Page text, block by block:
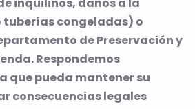
congeladas) o
de Preservación y
Respondemos
que pueda mantener su
consecuencias legales